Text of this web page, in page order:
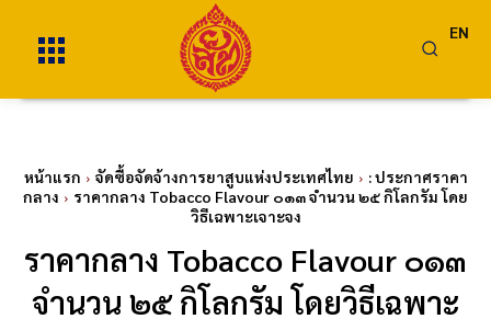
EN
หน้าแรก จัดซื้อจัดจ้างการยาสูบแห่งประเทศไทย
: ประกาศราคา
กลาง
ราคากลาง Tobacco Flavour ๐๑๓ จำนวน ๒๕ กิโลกรัม โดย
วิธีเฉพาะเจาะจง
ราคากลาง Tobacco Flavour ๐๑๓
จำนวน ๒๕ กิโลกรัม โดยวิธีเฉพาะ